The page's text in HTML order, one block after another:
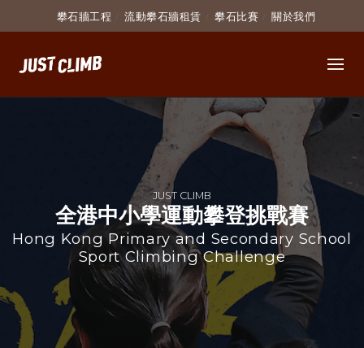
攀石牆工程 流動攀石牆租賃 攀石比賽 關於我們
JUST CLIMB
全港中小學運動攀登挑戰賽
Hong Kong Primary and Secondary School
Sport Climbing Challenge